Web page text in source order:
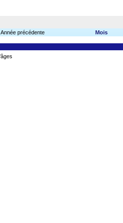
Année précédente Mois